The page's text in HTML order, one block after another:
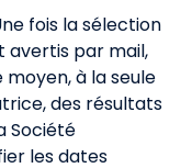
fois la sélection
avertis par mail,
à la seule
des résultats
Société
les dates